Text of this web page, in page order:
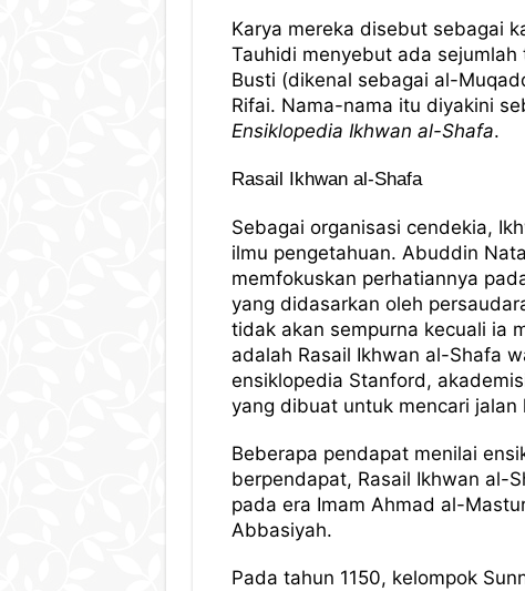
Karya mereka disebut sebagai
Tauhidi menyebut ada
Busti (dikenal sebagai al-
Rifai. Nama-nama itu diyakini
Ensiklopedia Ikhwan al-Shafa.
Rasail Ikhwan al-Shafa
Sebagai organisasi cendekia,
ilmu pengetahuan. Abuddin
memfokuskan perhatiannya
yang didasarkan oleh
tidak akan sempurna kecuali ia
adalah Rasail Ikhwan al-Shafa
ensiklopedia Stanford,
yang dibuat untuk mencari jalan
Beberapa pendapat menilai
berpendapat, Rasail Ikhwan al-
pada era Imam Ahmad al-
Abbasiyah.
Pada tahun 1150, kelompok